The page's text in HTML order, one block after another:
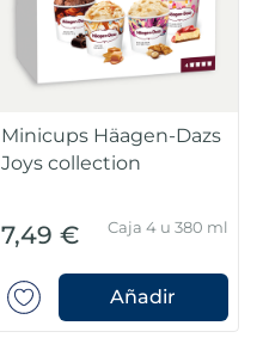
Minicups Häagen-Dazs
Joys collection
7,49 € Caja 4 u 380 ml
Añadir